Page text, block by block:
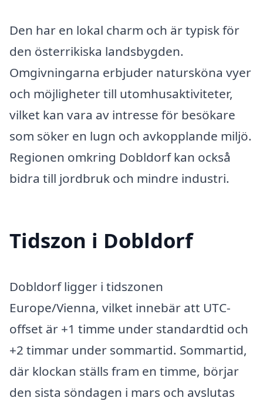
Den har en lokal charm och är typisk för
den österrikiska landsbygden.
Omgivningarna erbjuder natursköna vyer
och möjligheter till utomhusaktiviteter,
vilket kan vara av intresse för besökare
som söker en lugn och avkopplande miljö.
Regionen omkring Dobldorf kan också
bidra till jordbruk och mindre industri.
Tidszon i Dobldorf
Dobldorf ligger i tidszonen
Europe/Vienna, vilket innebär att UTC-
offset är +1 timme under standardtid och
+2 timmar under sommartid. Sommartid,
där klockan ställs fram en timme, börjar
den sista söndagen i mars och avslutas